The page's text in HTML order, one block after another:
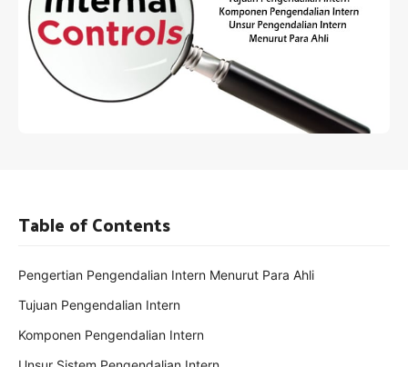
Table of Contents
Pengertian Pengendalian Intern Menurut Para Ahli
Tujuan Pengendalian Intern
Komponen Pengendalian Intern